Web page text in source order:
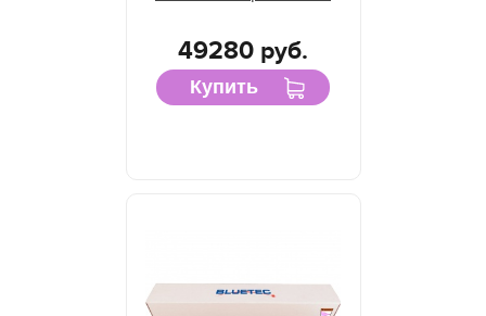
49280 руб.
Купить